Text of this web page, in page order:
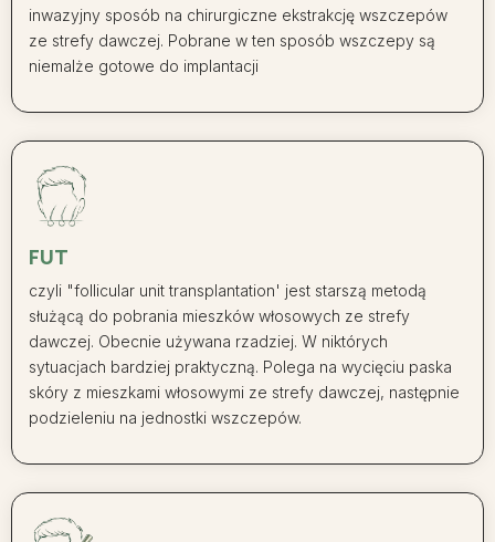
inwazyjny sposób na chirurgiczne ekstrakcję wszczepów
ze strefy dawczej. Pobrane w ten sposób wszczepy są
niemalże gotowe do implantacji
FUT
czyli "follicular unit transplantation' jest starszą metodą
służącą do pobrania mieszków włosowych ze strefy
dawczej. Obecnie używana rzadziej. W niktórych
sytuacjach bardziej praktyczną. Polega na wycięciu paska
skóry z mieszkami włosowymi ze strefy dawczej, następnie
podzieleniu na jednostki wszczepów.